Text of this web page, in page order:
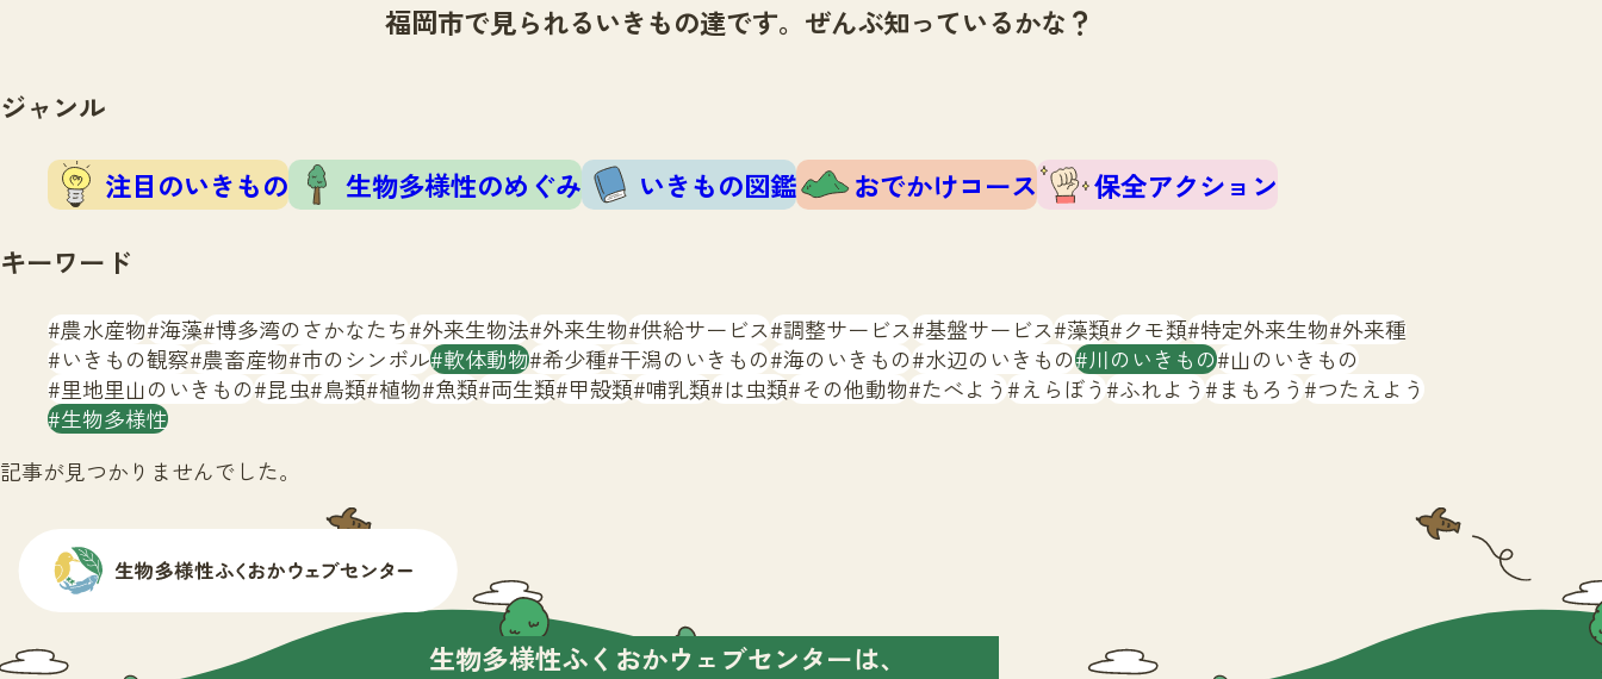
福岡市で見られるいきもの達です。ぜんぶ知っているかな？
ジャンル
注目のいきもの 生物多様性のめぐみ いきもの図鑑 おでかけコース
保全アクション
キーワード
農水産物 海藻 博多湾のさかなたち 外来生物法 外来生物 供給サービス 調整サービス 基盤サービス 藻類 クモ類 特定外来生物 外来種
いきもの観察 農畜産物 市のシンボル 軟体動物 希少種 干潟のいきもの 海のいきもの 水辺のいきもの 川のいきもの 山のいきもの
里地里山のいきもの 昆虫 鳥類 植物 魚類 両生類 甲殻類 哺乳類 は虫類 その他動物 たべよう えらぼう ふれよう まもろう つたえよう
生物多様性
記事が見つかりませんでした。
生物多様性ふくおかウェブセンターは、